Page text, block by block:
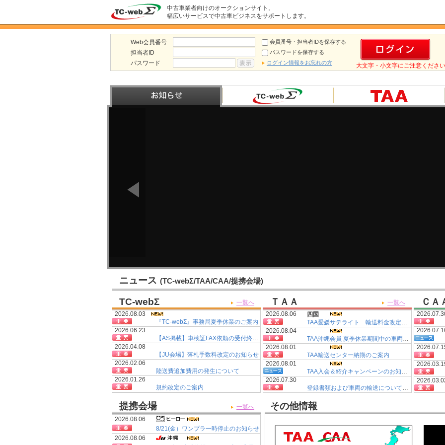
中古車業者向けのオークションサイト。
幅広いサービスで中古車ビジネスをサポートします。
Web会員番号
担当者ID
パスワード
会員番号・担当者IDを保存する
パスワードを保存する
ログイン情報をお忘れの方
大文字・小文字にご注意ください
ニュース (TC-webΣ/TAA/CAA/提携会場)
TC-webΣ
一覧へ
2026.08.03
『TC-webΣ』事務局夏季休業のご案内
2026.06.23
【AS掲載】車検証FAX依頼の受付終了について
2026.04.08
【JU会場】落札手数料改定のお知らせ
2026.02.06
陸送費追加費用の発生について
2026.01.26
規約改定のご案内
2025.12.01
2025.11.22
規約改定のご案内
ＴＡＡ
一覧へ
2026.08.06
四国
TAA愛媛サテライト 輸送料金改定について
2026.08.04
TAA沖縄会員 夏季休業期間中の車両引き渡しについて
2026.08.01
TAA輸送センター納期のご案内
2026.08.01
TAA入会＆紹介キャンペーンのお知らせ
2026.07.30
登録書類および車両の輸送についてのご案内
TAA輸送センター納期遅延のご案内
2026.07.28
TAA輸送センター納期遅延のご案内
ＣＡ
提携会場
一覧へ
2026.08.06
8/21(金）ワンプラ一時停止のお知らせ
2026.08.06
その他情報